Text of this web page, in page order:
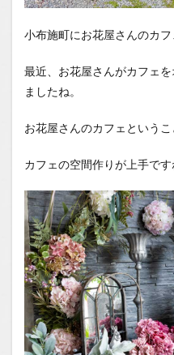
小布施町にお花屋さんのカフ
最近、お花屋さんがカフェ
ましたね。
お花屋さんのカフェというこ
カフェの空間作りが上手です